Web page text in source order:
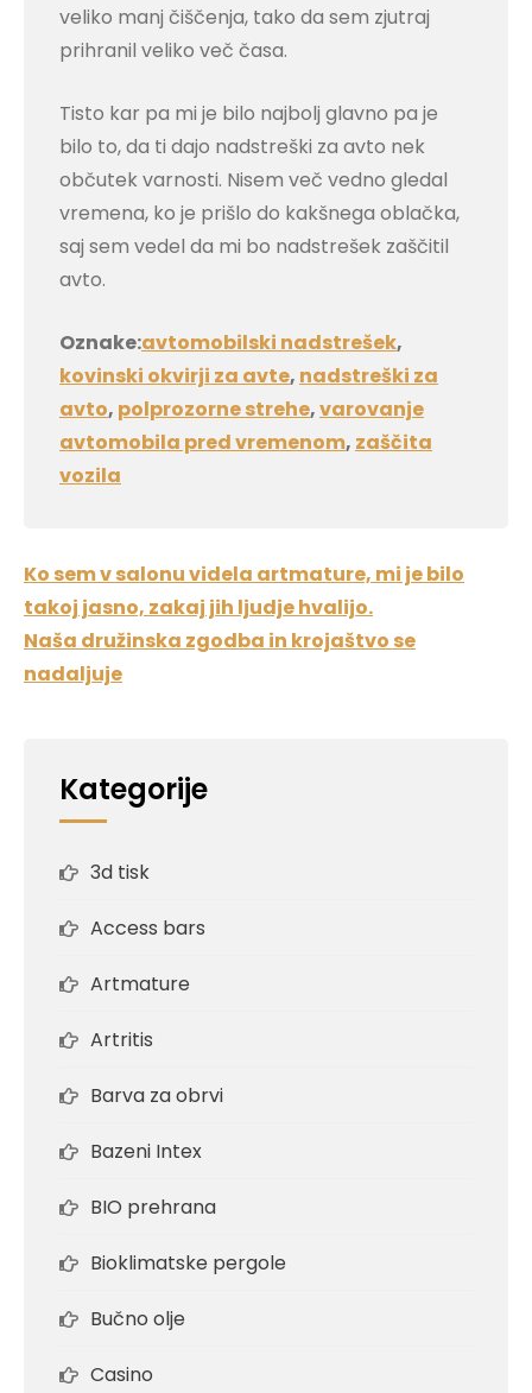
veliko manj čiščenja, tako da sem zjutraj
prihranil veliko več časa.
Tisto kar pa mi je bilo najbolj glavno pa je
bilo to, da ti dajo nadstreški za avto nek
občutek varnosti. Nisem več vedno gledal
vremena, ko je prišlo do kakšnega oblačka,
saj sem vedel da mi bo nadstrešek zaščitil
avto.
Oznake:avtomobilski nadstrešek,
kovinski okvirji za avte, nadstreški za
avto, polprozorne strehe,varovanje
avtomobila pred vremenom, zaščita
vozila
Navigacija
prispevka
Ko sem v salonu videla artmature, mi je bilo
takoj jasno, zakaj jih ljudje hvalijo.
Naša družinska zgodba in krojaštvo se
nadaljuje
Kategorije
3d tisk
Access bars
Artmature
Artritis
Barva za obrvi
Bazeni Intex
BIO prehrana
Bioklimatske pergole
Bučno olje
Casino